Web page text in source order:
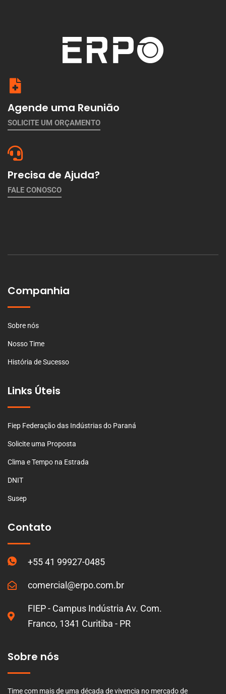
Agende uma Reunião
SOLICITE UM ORÇAMENTO
Precisa de Ajuda?
FALE CONOSCO
Companhia
Sobre nós
Nosso Time
História de Sucesso
Links Úteis
Fiep Federação das Indústrias do Paraná
Solicite uma Proposta
Clima e Tempo na Estrada
DNIT
Susep
Contato
+55 41 99927-0485
comercial@erpo.com.br
FIEP - Campus Indústria Av. Com.
Franco, 1341 Curitiba - PR
Sobre nós
Time com mais de uma década de vivencia no mercado de